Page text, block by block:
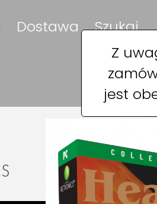
Z
jest
Dostawa Szukaj